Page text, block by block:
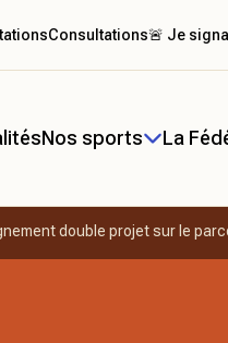
Nos sports La
Consultations🚨 Je
double projet sur le